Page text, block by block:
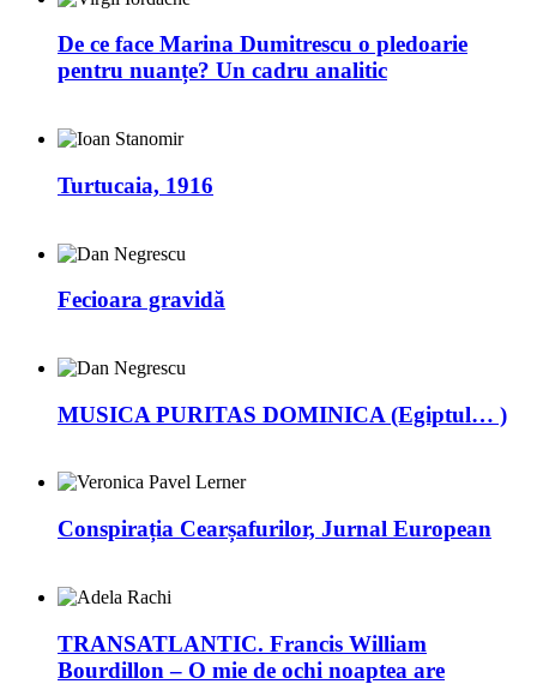
De ce face Marina Dumitrescu o pledoarie
pentru nuanțe? Un cadru analitic
Turtucaia, 1916
Fecioara gravidă
MUSICA PURITAS DOMINICA (Egiptul… )
Conspirația Cearșafurilor, Jurnal European
TRANSATLANTIC. Francis William
Bourdillon – O mie de ochi noaptea are